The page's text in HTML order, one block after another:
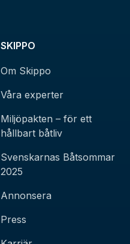
SKIPPO
Om Skippo
Våra experter
Miljöpakten – för ett
hållbart båtliv
Svenskarnas Båtsommar
2025
Annonsera
Press